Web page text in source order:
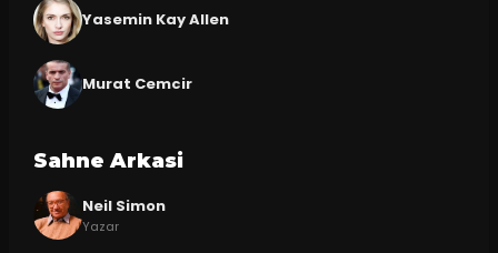
Yasemin Kay Allen
Murat Cemcir
Sahne Arkasi
Neil Simon
Yazar